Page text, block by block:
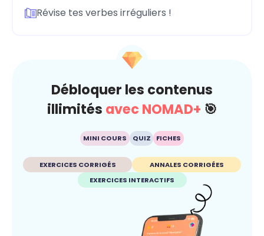
Révise tes verbes irréguliers !
Débloquer les contenus
illimités avec NOMAD+ 🎯
MINI COURS QUIZ FICHES
EXERCICES CORRIGÉS
ANNALES CORRIGÉES
EXERCICES INTERACTIFS